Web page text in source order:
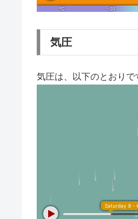
気圧
気圧は、以下のとおりで